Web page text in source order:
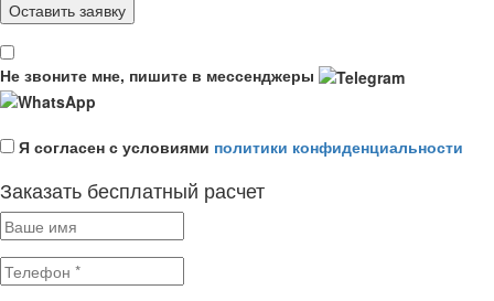
Не звоните мне, пишите в мессенджеры
Я согласен с условиями политики конфиденциальности
Заказать бесплатный расчет